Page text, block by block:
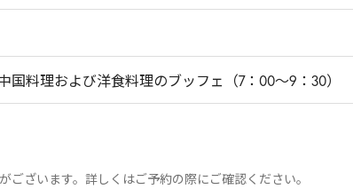
国料理および洋食料理のブッフェ（7：00～9：30）
ございます。詳しくはご予約の際にご確認ください。